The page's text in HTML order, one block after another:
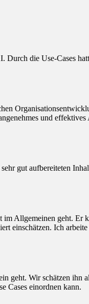
die Use-Cases
und
gut aufbereiteten
im Allgemeinen geht. Er
einschätzen. Ich
geht. Wir schätzen ihn
Cases einordnen kann.